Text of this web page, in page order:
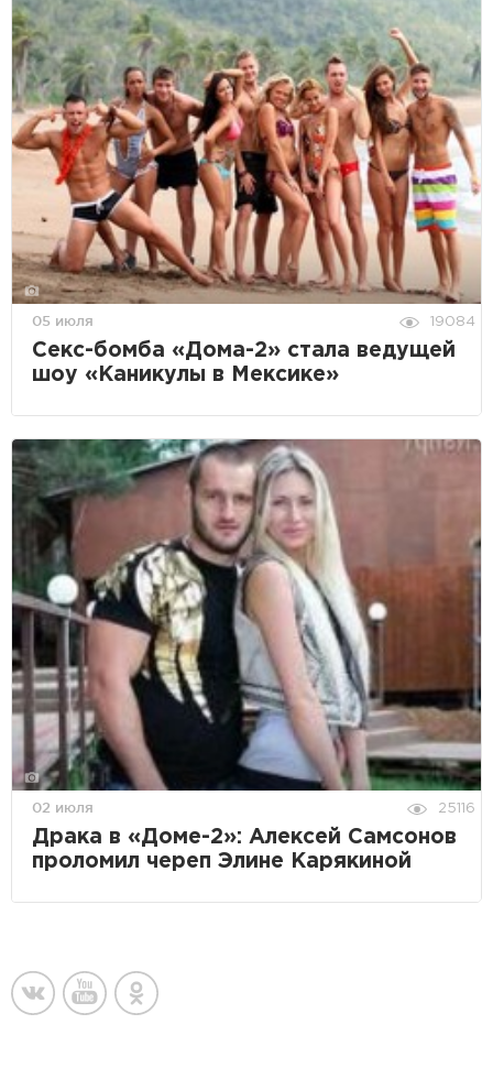
05 июля 19084
Секс-бомба «Дома-2» стала ведущей
шоу «Каникулы в Мексике»
02 июля 25116
Драка в «Доме-2»: Алексей Самсонов
проломил череп Элине Карякиной